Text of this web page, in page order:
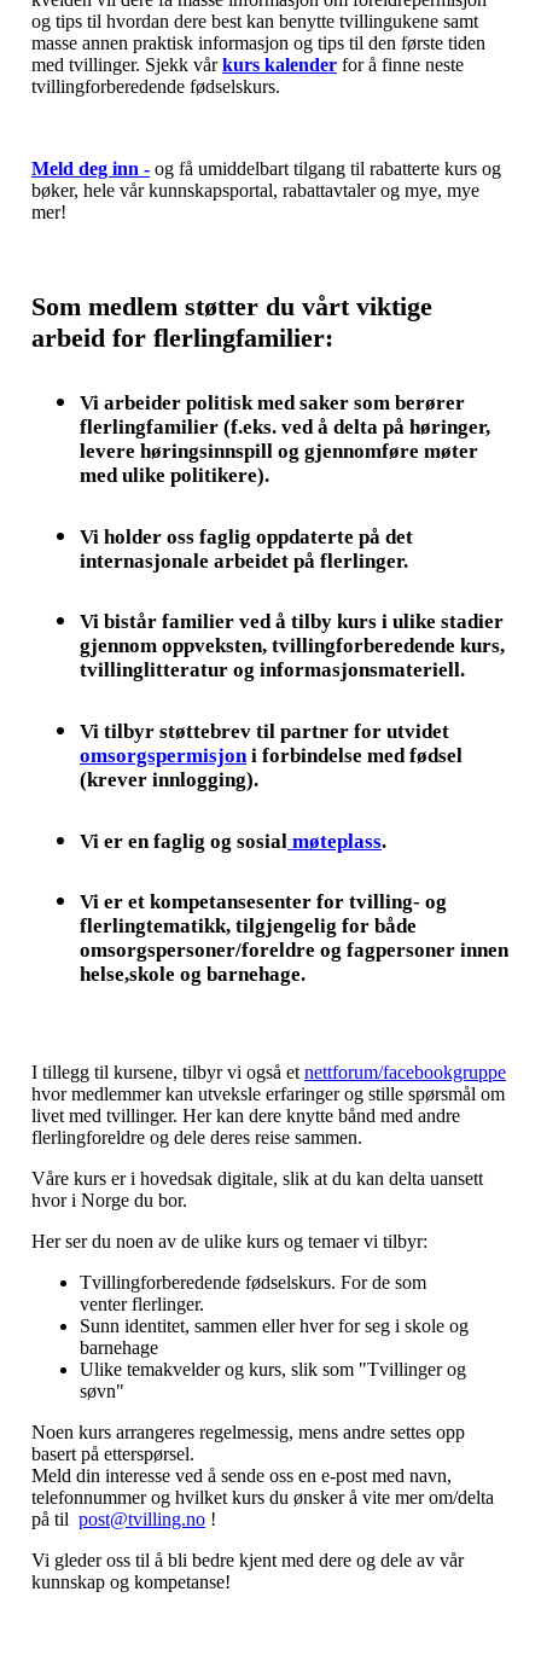
og tips til hvordan dere best kan benytte tvillingukene samt
masse annen praktisk informasjon og tips til den første tiden
med tvillinger. Sjekk vårkurs kalender for å finne neste
tvillingforberedende fødselskurs.
Meld deg inn - og få umiddelbart tilgang til rabatterte kurs og
bøker, hele vår kunnskapsportal, rabattavtaler og mye, mye
mer!
Som medlem støtter du vårt viktige
arbeid for flerlingfamilier:
Vi arbeider politisk med saker som berører
flerlingfamilier (f.eks. ved å delta på høringer,
levere høringsinnspill og gjennomføre møter
med ulike politikere).
Vi holder oss faglig oppdaterte på det
internasjonale arbeidet på flerlinger.
Vi bistår familier ved å tilby kurs i ulike stadier
gjennom oppveksten, tvillingforberedende kurs,
tvillinglitteratur og informasjonsmateriell.
Vi tilbyr støttebrev til partner for utvidet
omsorgspermisjoni forbindelse med fødsel
(krever innlogging).
Vi er en faglig og sosial møteplass.
Vi er et kompetansesenter for tvilling- og
flerlingtematikk, tilgjengelig for både
omsorgspersoner/foreldre og fagpersoner innen
helse,skole og barnehage.
I tillegg til kursene, tilbyr vi også et nettforum/facebookgruppe
hvor medlemmer kan utveksle erfaringer og stille spørsmål om
livet med tvillinger. Her kan dere knytte bånd med andre
flerlingforeldre og dele deres reise sammen.
Våre kurs er i hovedsak digitale, slik at du kan delta uansett
hvor i Norge du bor.
Her ser du noen av de ulike kurs og temaer vi tilbyr:
Tvillingforberedende fødselskurs. For de som
venterflerlinger.
Sunn identitet, sammen eller hver for seg i skole og
barnehage
Ulike temakvelder og kurs, slik som "Tvillinger og
søvn"
Noen kurs arrangeres regelmessig, mens andre settes opp
basert på etterspørsel.
Meld din interesse ved å sende oss en e-post med navn,
telefonnummer og hvilket kurs du ønsker å vite mer om/delta
på til post@tvilling.no !
Vi gleder oss til å bli bedre kjent med dere og dele av vår
kunnskap og kompetanse!